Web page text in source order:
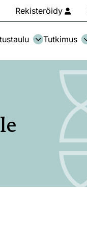
Rekisteröidy
Tutkimus